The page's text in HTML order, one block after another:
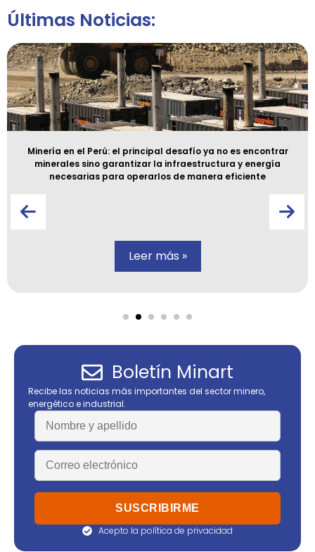
Últimas Noticias:
Minería en el Perú: el principal desafío ya no es encontrar
minerales sino garantizar la infraestructura y energía
necesarias para operarlos de manera eficiente
Leer más »
Boletín Minart
Recibe las noticias más importantes del sector minero,
energético e industrial.
Acepto la política de privacidad